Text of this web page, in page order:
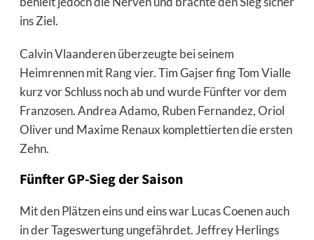
ins Ziel.
Calvin Vlaanderen überzeugte bei seinem
Heimrennen mit Rang vier. Tim Gajser fing Tom Vialle
kurz vor Schluss noch ab und wurde Fünfter vor dem
Franzosen. Andrea Adamo, Ruben Fernandez, Oriol
Oliver und Maxime Renaux komplettierten die ersten
Zehn.
Fünfter GP-Sieg der Saison
Mit den Plätzen eins und eins war Lucas Coenen auch
in der Tageswertung ungefährdet. Jeffrey Herlings